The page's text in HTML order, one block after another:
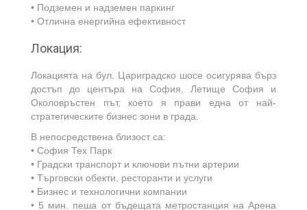
• Подземен и надземен паркинг
• Отлична енергийна ефективност
Локация:
Локацията на бул. Цариградско шосе осигурява бърз
достъп до центъра на София, Летище София и
Околовръстен път, което я прави една от най-
стратегическите бизнес зони в града.
В непосредствена близост са:
• София Тех Парк
• Градски транспорт и ключови пътни артерии
• Търговски обекти, ресторанти и услуги
• Бизнес и технологични компании
• 5 мин. пеша от бъдещата метростанция на Арена